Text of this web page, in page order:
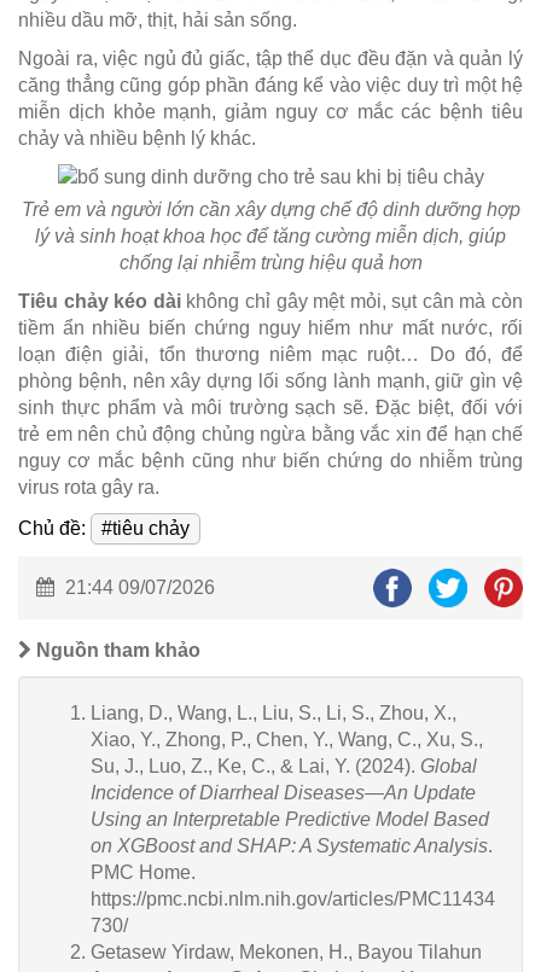
nhiều dầu mỡ, thịt, hải sản sống.
Ngoài ra, việc ngủ đủ giấc, tập thể dục đều đặn và quản lý
căng thẳng cũng góp phần đáng kể vào việc duy trì một hệ
miễn dịch khỏe mạnh, giảm nguy cơ mắc các bệnh tiêu
chảy và nhiều bệnh lý khác.
Trẻ em và người lớn cần xây dựng chế độ dinh dưỡng hợp
lý và sinh hoạt khoa học để tăng cường miễn dịch, giúp
chống lại nhiễm trùng hiệu quả hơn
Tiêu chảy kéo dàikhông chỉ gây mệt mỏi, sụt cân mà còn
tiềm ẩn nhiều biến chứng nguy hiểm như mất nước, rối
loạn điện giải, tổn thương niêm mạc ruột… Do đó, để
phòng bệnh, nên xây dựng lối sống lành mạnh, giữ gìn vệ
sinh thực phẩm và môi trường sạch sẽ. Đặc biệt, đối với
trẻ em nên chủ động chủng ngừa bằng vắc xin để hạn chế
nguy cơ mắc bệnh cũng như biến chứng do nhiễm trùng
virus rota gây ra.
Chủ đề:
#tiêu chảy
21:44 09/07/2026
Nguồn tham khảo
Liang, D., Wang, L., Liu, S., Li, S., Zhou, X.,
Xiao, Y., Zhong, P., Chen, Y., Wang, C., Xu, S.,
Su, J., Luo, Z., Ke, C., & Lai, Y. (2024). Global
Incidence of Diarrheal Diseases—An Update
Using an Interpretable Predictive Model Based
on XGBoost and SHAP: A Systematic Analysis.
PMC Home.
https://pmc.ncbi.nlm.nih.gov/articles/PMC11434
730/
Getasew Yirdaw, Mekonen, H., Bayou Tilahun